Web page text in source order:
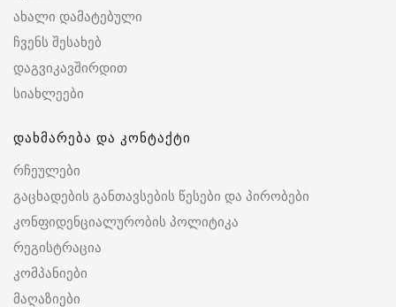
ახალი დამატებული
ჩვენს შესახებ
დაგვიკავშირდით
სიახლეები
დახმარება და კონტაქტი
რჩეულები
გაცხადების განთავსების წესები და პირობები
კონფიდენციალურობის პოლიტიკა
რეგისტრაცია
კომპანიები
მაღაზიები